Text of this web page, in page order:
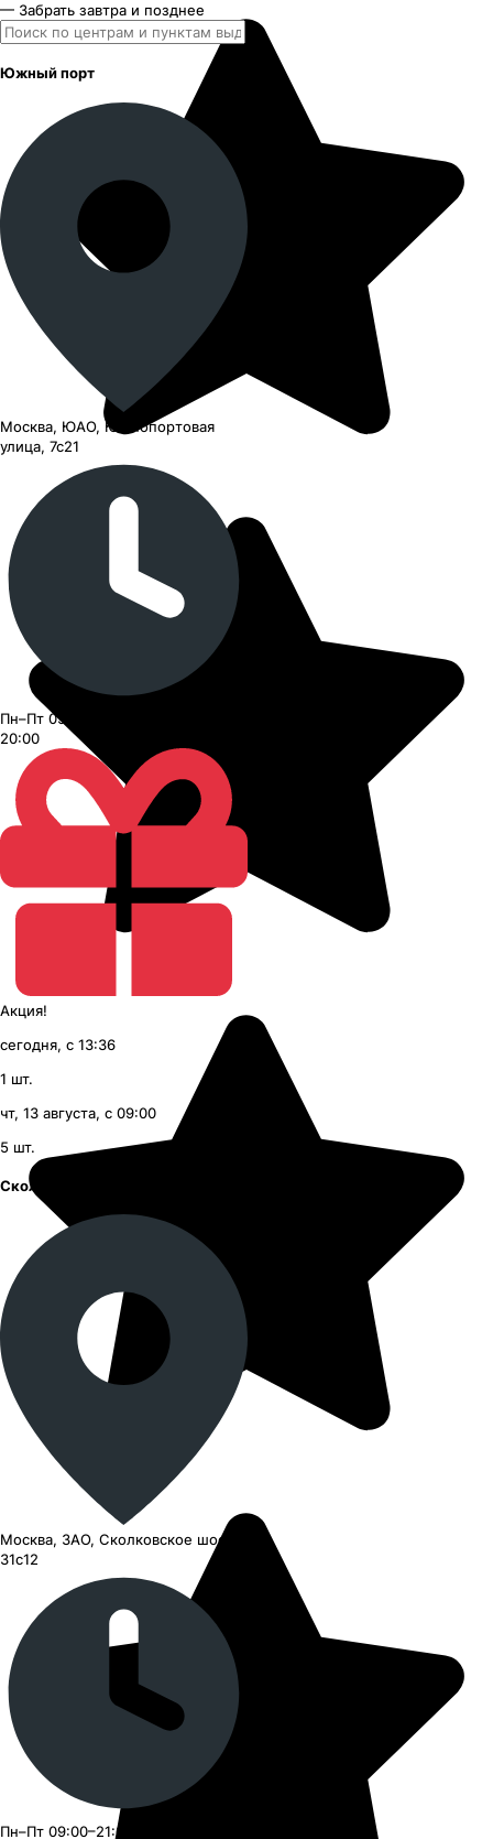
— Забрать завтра и позднее
Южный порт
Москва, ЮАО, Южнопортовая
улица, 7с21
Пн–Пт 09:00–21:00, Сб–Вс 09:00–
20:00
Акция!
сегодня, с 13:36
1 шт.
чт, 13 августа, с 09:00
5 шт.
Сколковское шоссе
Москва, ЗАО, Сколковское шоссе,
31с12
Пн–Пт 09:00–21:00, Сб–Вс 09:00–